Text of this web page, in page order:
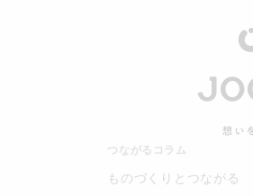
つながるコラム
ものづくりとつながる